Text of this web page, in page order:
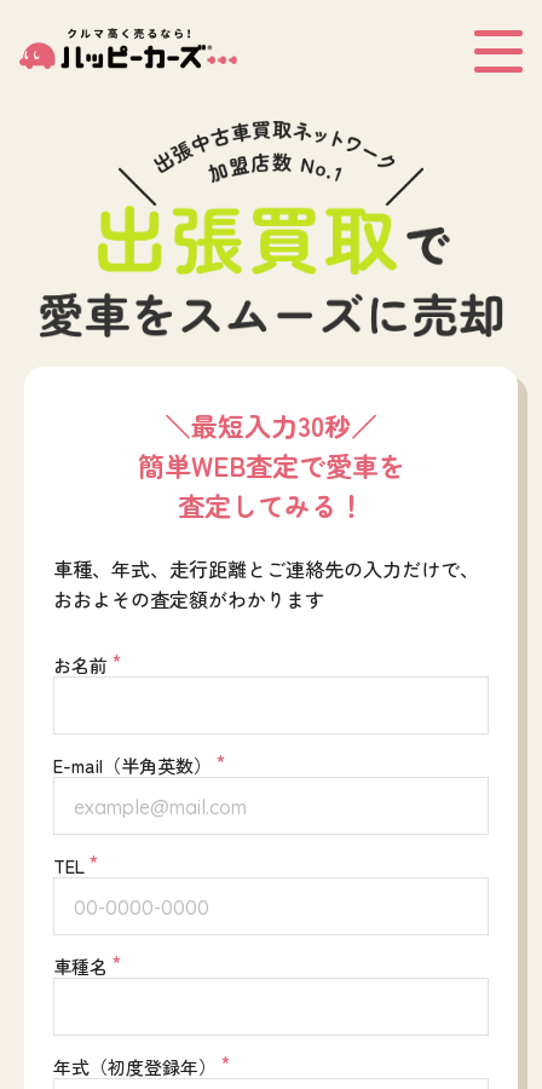
＼最短入力30秒／
簡単WEB査定で愛車を
査定してみる！
車種、年式、走行距離とご連絡先の入力だけで、
おおよその査定額がわかります
お名前 *
E-mail（半角英数） *
TEL*
車種名 *
年式（初度登録年） *